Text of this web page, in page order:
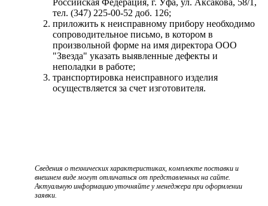
тел. (347) 225-00-52 доб. 126;
приложить к неисправному прибору необходимо
сопроводительное письмо, в котором в
произвольной форме на имя директора ООО
"Звезда" указать выявленные дефекты и
неполадки в работе;
транспортировка неисправного изделия
осуществляется за счет изготовителя.
Сведения о технических характеристиках, комплекте поставки и
внешнем виде могут отличаться от представленных на сайте.
Актуальную информацию уточняйте у менеджера при оформлении
заявки.